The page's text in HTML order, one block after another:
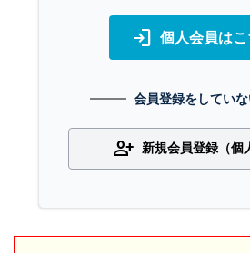
login 個人会員はこ
会員登録をしてい
person_add 新規会員登録（個